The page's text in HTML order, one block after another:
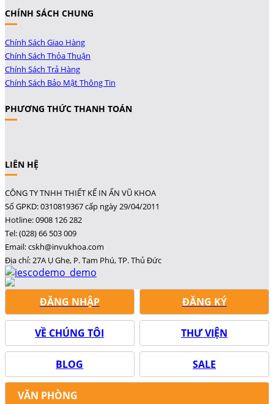
CHÍNH SÁCH CHUNG
Chính Sách Giao Hàng
Chính Sách Thỏa Thuận
Chính Sách Trả Hàng
Chính Sách Bảo Mật Thông Tin
PHƯƠNG THỨC THANH TOÁN
LIÊN HỆ
CÔNG TY TNHH THIẾT KẾ IN ẤN VŨ KHOA
Số GPKD: 0310819367 cấp ngày 29/04/2011
Hotline: 0908 126 282
Tel: (028) 66 503 009
Email: cskh@invukhoa.com
Địa chỉ: 27A Ụ Ghe, P. Tam Phú, TP. Thủ Đức
ĐĂNG NHẬP ĐĂNG KÝ
VỀ CHÚNG TÔI THƯ VIỆN
BLOG SALE
VĂN PHÒNG